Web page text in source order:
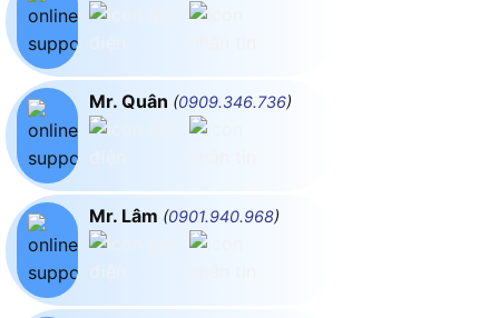
Mr. Quân (0909.346.736)
Mr. Lâm (0901.940.968)